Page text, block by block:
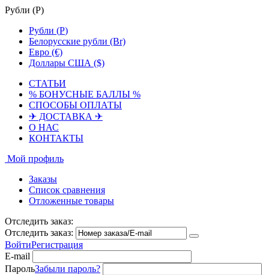
Рубли (Р)
Рубли (Р)
Белорусские рубли (Br)
Евро (€)
Доллары США ($)
СТАТЬИ
% БОНУСНЫЕ БАЛЛЫ %
СПОСОБЫ ОПЛАТЫ
✈ ДОСТАВКА ✈
О НАС
КОНТАКТЫ
Мой профиль
Заказы
Список сравнения
Отложенные товары
Отследить заказ:
Отследить заказ:
ВойтиРегистрация
E-mail
ПарольЗабыли пароль?